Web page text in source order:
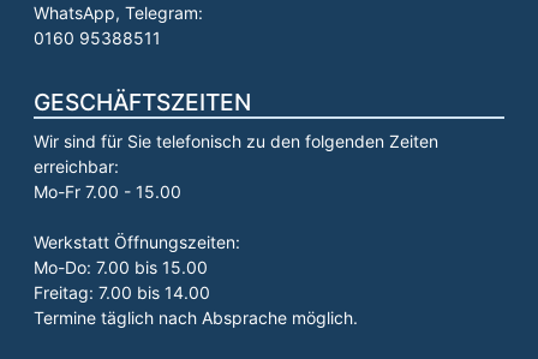
WhatsApp, Telegram:
0160 95388511
GESCHÄFTSZEITEN
Wir sind für Sie telefonisch zu den folgenden Zeiten
erreichbar:
Mo-Fr 7.00 - 15.00
Werkstatt Öffnungszeiten:
Mo-Do: 7.00 bis 15.00
Freitag: 7.00 bis 14.00
Termine täglich nach Absprache möglich.